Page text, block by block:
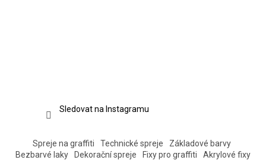
Sledovat na Instagramu
Spreje na graffiti Technické spreje
Základové barvy
Bezbarvé laky
Dekorační spreje Fixy pro graffiti
Akrylové fixy